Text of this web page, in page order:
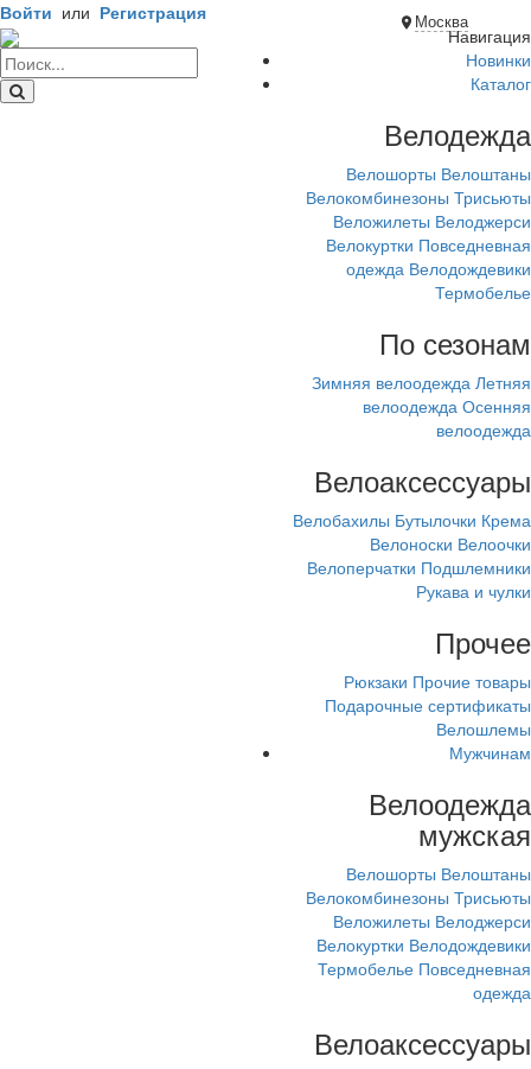
Москва
Войти или Регистрация
Навигация
Новинки
Каталог
Велодежда
Велошорты Велоштаны
Велокомбинезоны Трисьюты
Веложилеты Велоджерси
Велокуртки Повседневная
одежда Велодождевики
Термобелье
По сезонам
Зимняя велоодежда Летняя
велоодежда Осенняя
велоодежда
Велоаксессуары
Велобахилы Бутылочки Крема
Велоноски Велоочки
Велоперчатки Подшлемники
Рукава и чулки
Прочее
Рюкзаки Прочие товары
Подарочные сертификаты
Велошлемы
Мужчинам
Велоодежда
мужская
Велошорты Велоштаны
Велокомбинезоны Трисьюты
Веложилеты Велоджерси
Велокуртки Велодождевики
Термобелье Повседневная
одежда
Велоаксессуары